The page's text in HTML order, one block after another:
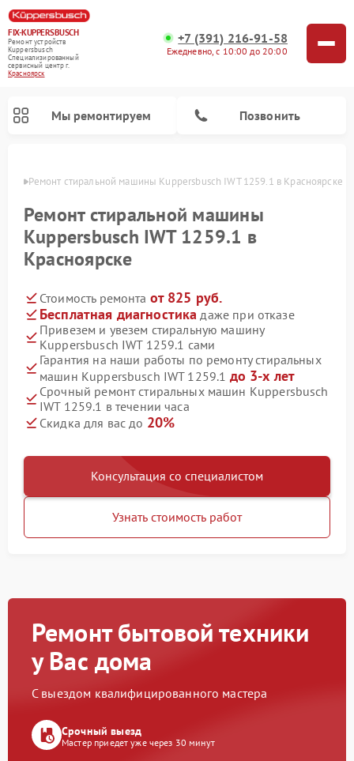
FIX-KUPPERSBUSCH
Ремонт устройств
Kuppersbusch
Специализированный
cервисный центр г.
Красноярск
+7 (391) 216-91-58
Ежедневно, с 10:00 до 20:00
Мы ремонтируем Позвонить
Ремонт стиральной машины Kuppersbusch IWT 1259.1 в Красноярске
Ремонт стиральной машины
Kuppersbusch IWT 1259.1 в
Красноярске
Стоимость ремонта от 825 руб.
Бесплатная диагностика даже при отказе
Привезем и увезем стиральную машину
Kuppersbusch IWT 1259.1 сами
Гарантия на наши работы по ремонту стиральных
машин Kuppersbusch IWT 1259.1 до 3-х лет
Срочный ремонт стиральных машин Kuppersbusch
IWT 1259.1 в течении часа
Скидка для вас до 20%
Консультация со специалистом
Узнать стоимость работ
Ремонт бытовой техники
у Вас дома
С выездом квалифицированного мастера
Срочный выезд
Мастер приедет уже через 30 минут